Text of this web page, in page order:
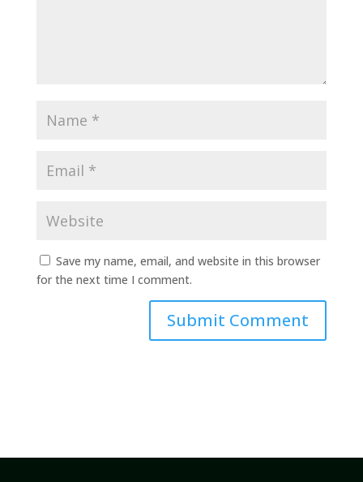
Save my name, email, and website in this browser
for the next time I comment.
Submit Comment